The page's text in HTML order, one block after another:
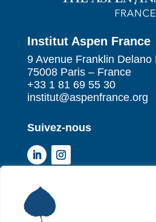
Institut Aspen France
9 Avenue Franklin Delano
75008 Paris – France
+33 1 81 69 55 30
institut@aspenfrance.org
Suivez-nous
P Institut Aspen France
P Qui sommes-nous ?